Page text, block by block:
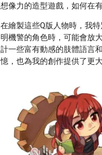
想像力的造型遊戲，如何在
在繪製這些Q版人物時，我
明機警的角色時，可能會放
計一些富有動感的肢體語言
憶，也為我的創作提供了更大